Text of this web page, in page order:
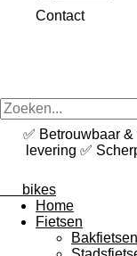
Contact
✅ Betrouwbaar
levering ✅
bikes
Home
Fietsen
Bakfietsen